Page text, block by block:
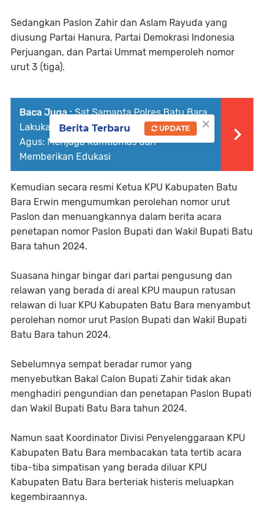
Sedangkan Paslon Zahir dan Aslam Rayuda yang
diusung Partai Hanura, Partai Demokrasi Indonesia
Perjuangan, dan Partai Ummat memperoleh nomor
urut 3 (tiga).
Baca Juga : Sat Samapta Polres Batu Bara
Lakukan Cooling System di Warung Pak
Agus: Menjaga Kamtibmas dan
Memberikan Edukasi
Kemudian secara resmi Ketua KPU Kabupaten Batu
Bara Erwin mengumumkan perolehan nomor urut
Paslon dan menuangkannya dalam berita acara
penetapan nomor Paslon Bupati dan Wakil Bupati Batu
Bara tahun 2024.
Suasana hingar bingar dari partai pengusung dan
relawan yang berada di areal KPU maupun ratusan
relawan di luar KPU Kabupaten Batu Bara menyambut
perolehan nomor urut Paslon Bupati dan Wakil Bupati
Batu Bara tahun 2024.
Sebelumnya sempat beradar rumor yang
menyebutkan Bakal Calon Bupati Zahir tidak akan
menghadiri pengundian dan penetapan Paslon Bupati
dan Wakil Bupati Batu Bara tahun 2024.
Namun saat Koordinator Divisi Penyelenggaraan KPU
Kabupaten Batu Bara membacakan tata tertib acara
tiba-tiba simpatisan yang berada diluar KPU
Kabupaten Batu Bara berteriak histeris meluapkan
kegembiraannya.
×
Berita Terbaru UPDATE